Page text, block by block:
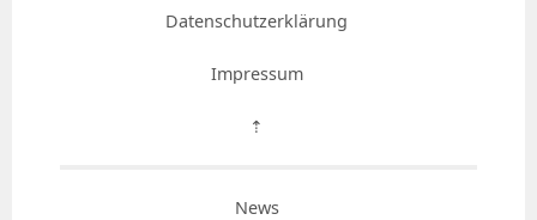
Datenschutzerklärung
Impressum
⇡
News